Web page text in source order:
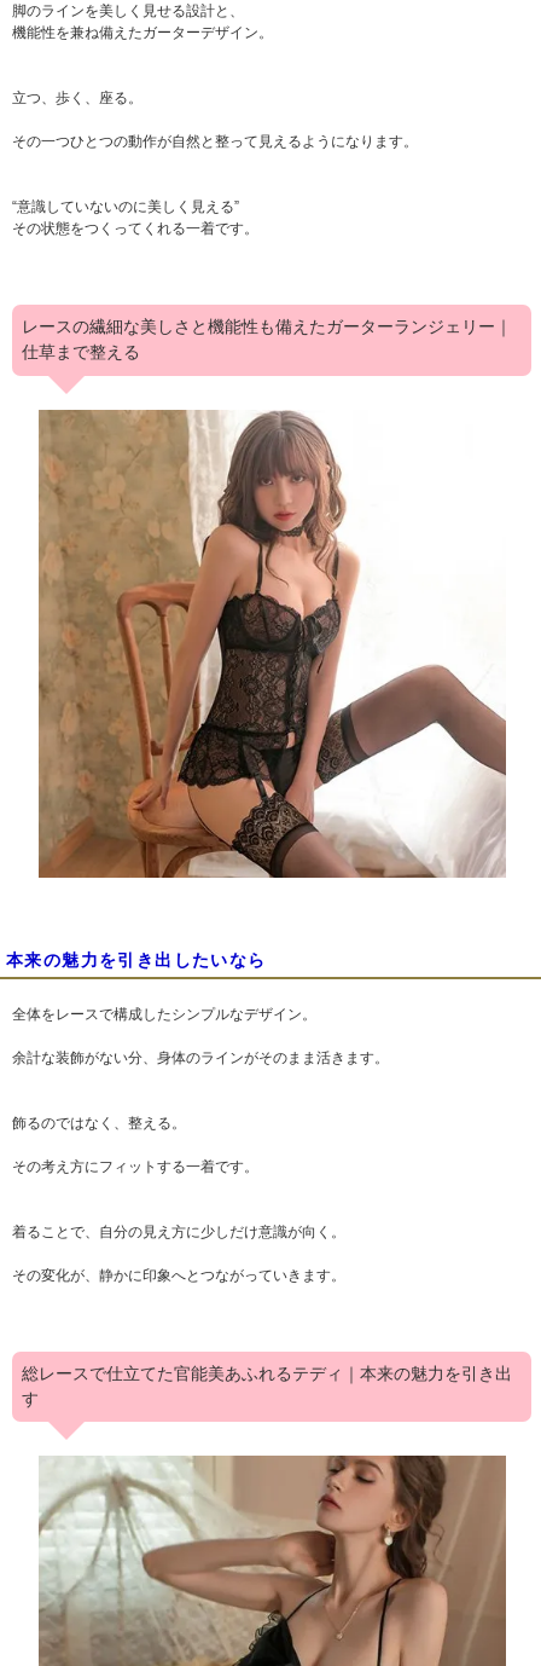
脚のラインを美しく見せる設計と、
機能性を兼ね備えたガーターデザイン。
立つ、歩く、座る。
その一つひとつの動作が自然と整って見えるようになります。
“意識していないのに美しく見える”
その状態をつくってくれる一着です。
レースの繊細な美しさと機能性も備えたガーターランジェリー｜
仕草まで整える
本来の魅力を引き出したいなら
全体をレースで構成したシンプルなデザイン。
余計な装飾がない分、身体のラインがそのまま活きます。
飾るのではなく、整える。
その考え方にフィットする一着です。
着ることで、自分の見え方に少しだけ意識が向く。
その変化が、静かに印象へとつながっていきます。
総レースで仕立てた官能美あふれるテディ｜本来の魅力を引き出
す